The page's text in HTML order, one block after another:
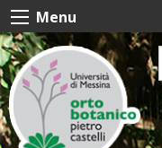
Skip
to
content
Menu